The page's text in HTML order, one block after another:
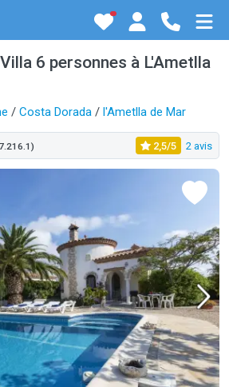
6 personnes à L'Ametlla
/ Costa Dorada / l'Ametlla de Mar
2,5/5 2 avis